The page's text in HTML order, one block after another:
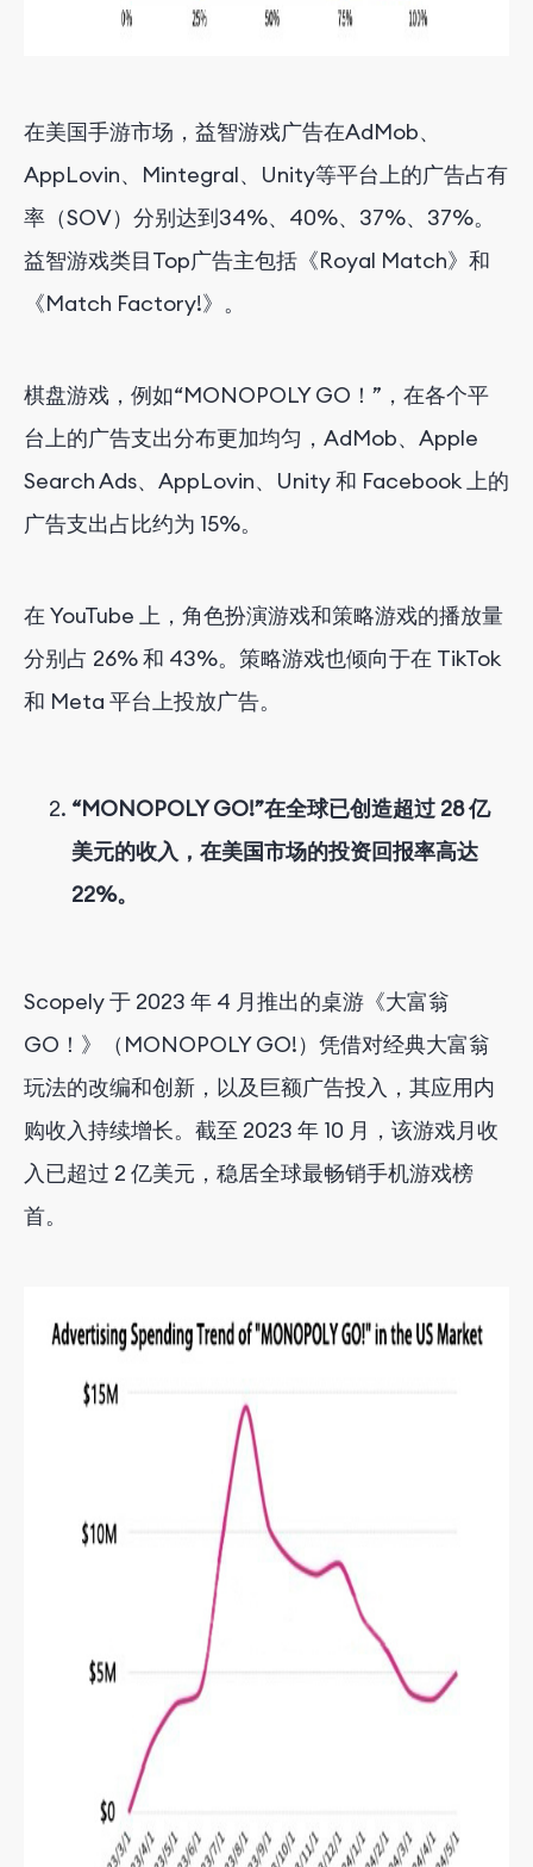
在美国手游市场，益智游戏广告在AdMob、
AppLovin、Mintegral、Unity等平台上的广告占有
率（SOV）分别达到34%、40%、37%、37%。
益智游戏类目Top广告主包括《Royal Match》和
《Match Factory!》。
棋盘游戏，例如“MONOPOLY GO！”，在各个平
台上的广告支出分布更加均匀，AdMob、Apple
Search Ads、AppLovin、Unity 和 Facebook 上的
广告支出占比约为 15%。
在 YouTube 上，角色扮演游戏和策略游戏的播放量
分别占 26% 和 43%。策略游戏也倾向于在 TikTok
和 Meta 平台上投放广告。
“MONOPOLY GO!”在全球已创造超过 28 亿
美元的收入，在美国市场的投资回报率高达
22%。
Scopely 于 2023 年 4 月推出的桌游《大富翁
GO！》（MONOPOLY GO!）凭借对经典大富翁
玩法的改编和创新，以及巨额广告投入，其应用内
购收入持续增长。截至 2023 年 10 月，该游戏月收
入已超过 2 亿美元，稳居全球最畅销手机游戏榜
首。